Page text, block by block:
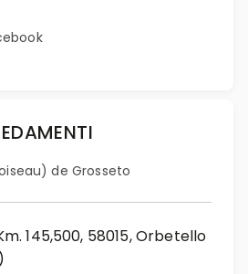
de Grosseto
145,500, 58015, Orbetello